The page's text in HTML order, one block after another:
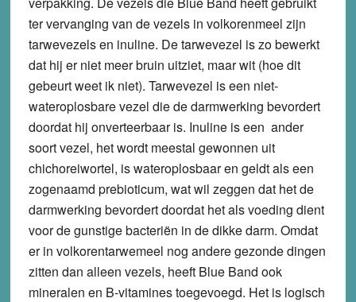
ter vervanging van de vezels in volkorenmeel zijn
tarwevezels en inuline. De tarwevezel is zo bewerkt
dat hij er niet meer bruin uitziet, maar wit (hoe dit
gebeurt weet ik niet). Tarwevezel is een niet-
wateroplosbare vezel die de darmwerking bevordert
doordat hij onverteerbaar is. Inuline is een ander
soort vezel, het wordt meestal gewonnen uit
chichoreiwortel, is wateroplosbaar en geldt als een
zogenaamd prebioticum, wat wil zeggen dat het de
darmwerking bevordert doordat het als voeding dient
voor de gunstige bacteriën in de dikke darm. Omdat
er in volkorentarwemeel nog andere gezonde dingen
zitten dan alleen vezels, heeft Blue Band ook
mineralen en B-vitamines toegevoegd. Het is logisch